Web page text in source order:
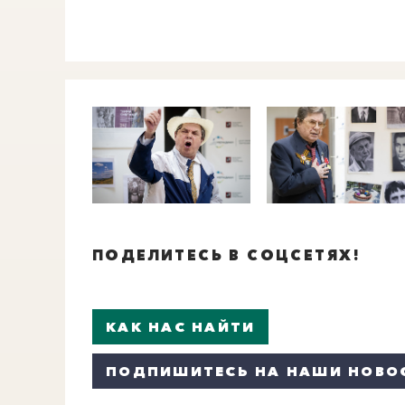
ПОДЕЛИТЕСЬ В СОЦСЕТЯХ!
КАК НАС НАЙТИ
ПОДПИШИТЕСЬ НА НАШИ